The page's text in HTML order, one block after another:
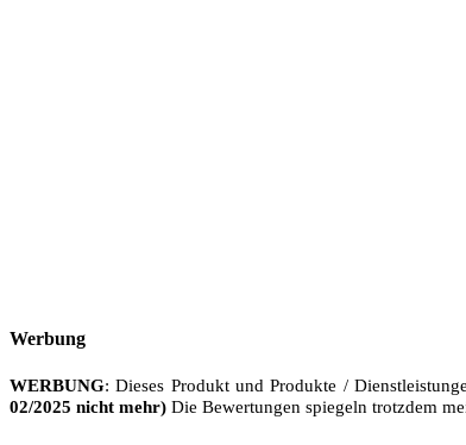
Werbung
WERBUNG: Dieses Produkt und Produkte /
02/2025 nicht mehr) Die Bewertungen spiegeln trotzdem